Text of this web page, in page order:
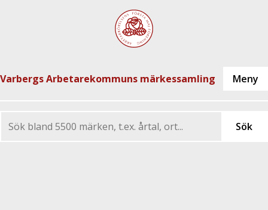
Varbergs Arbetarekommuns märkessamling